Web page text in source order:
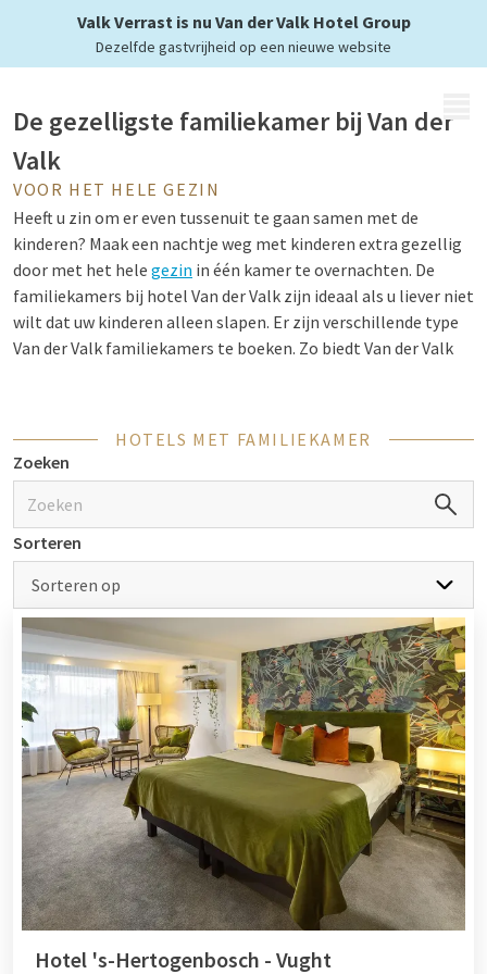
Valk Verrast is nu Van der Valk Hotel Group
Dezelfde gastvrijheid op een nieuwe website
bij Van der Valk
De gezelligste familiekamer bij Van der
Valk
VOOR HET HELE GEZIN
Heeft u zin om er even tussenuit te gaan samen met de
kinderen? Maak een nachtje weg met kinderen extra gezellig
door met het hele gezin in één kamer te overnachten. De
familiekamers bij hotel Van der Valk zijn ideaal als u liever niet
wilt dat uw kinderen alleen slapen. Er zijn verschillende type
Van der Valk familiekamers te boeken. Zo biedt Van der Valk
dichtdoet voor meer privacy. Wanneer u op zoek bent naar een
familiehotel met een zwembad, bent u bij Van der Valk aan
het juiste adres! Veel van onze hotels beschikken over
verschillende faciliteiten waaronder een zwembad.
Van der Valk Familiekamers
Diverse van der Valk familiekamers bevatten extra
mogelijkheden. Zo verblijft u samen met dekinderenin een
familiekamer bij hotel Van der Valk. U heeft de mogelijkheid
om te kiezen tussen een suite met een aparte wc of een
badkamer met ligbad. Ideaal om even tot rust te komen
terwijl uw kinderen hun favoriete programma bekijken op de
flat screen televisie. Maar u kunt er natuurlijk ook voor kiezen
om gezellig bij te komen met de kinderen in de sfeervol
ingerichte kamer waar er verschillende koffie en
theefaciliteiten aanwezig zijn zodat u een vers bakje koffie of
thee kunt drinken.
HOTELS MET FAMILIEKAMER
Zoeken
Sorteren
Sorteren op
Hotel 's-Hertogenbosch - Vught